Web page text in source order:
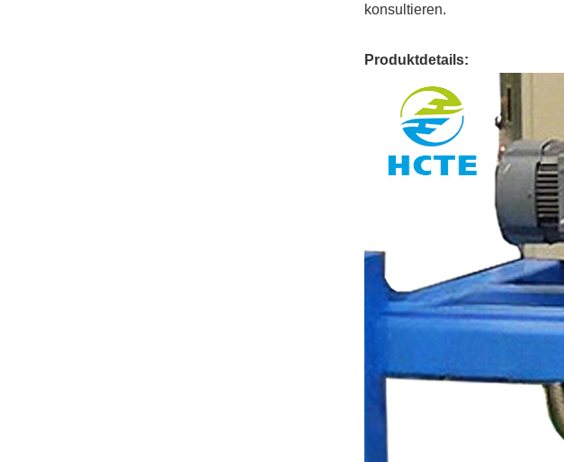
konsultieren.
Produktdetails: